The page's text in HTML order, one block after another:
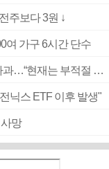
주보다 3원 ↓
여 가구 6시간 단수
[속보] ‘심판 성접대’ 논란 축구협회 공식 사과…“현재는 부적절 행위 없어”
닉스 ETF 이후 발생"
망